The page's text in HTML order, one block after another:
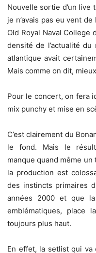
Nouvelle sortie d’un live
je n’avais pas eu vent
Old Royal Naval College
densité de l’actualité
atlantique avait
Mais comme on dit,
Pour le concert, on fera
mix punchy et mise en
C’est clairement du
le fond. Mais le
manque quand même un
la production est
des instincts primaires
années 2000 et que
emblématiques, place
toujours plus haut.
En effet, la setlist qui va